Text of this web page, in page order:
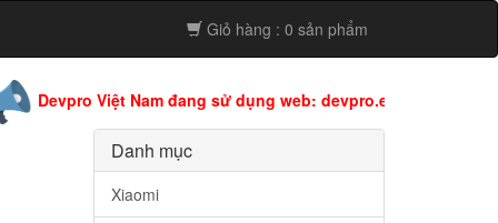
Giỏ hàng : 0 sản phẩm
Việt Nam đang sử dụng web: devpro.edu.vn còn web này
Danh mục
Xiaomi